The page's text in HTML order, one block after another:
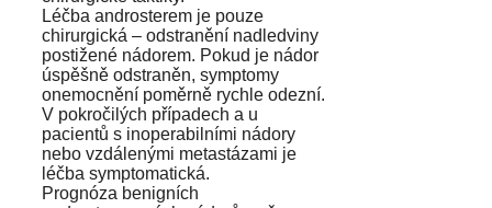
Léčba androsterem je pouze
chirurgická – odstranění nadledviny
postižené nádorem. Pokud je nádor
úspěšně odstraněn, symptomy
onemocnění poměrně rychle odezní.
V pokročilých případech a u
pacientů s inoperabilními nádory
nebo vzdálenými metastázami je
léčba symptomatická.
Prognóza benigních